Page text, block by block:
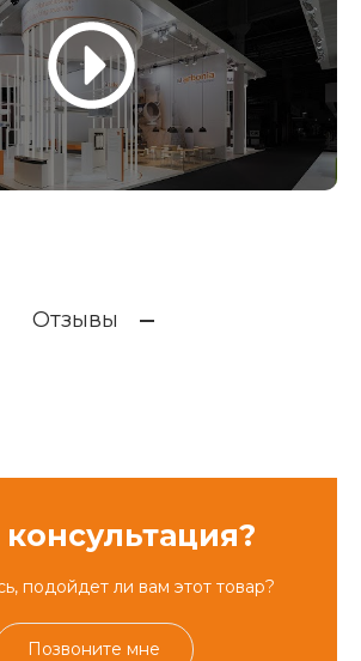
Отзывы
подойдет ли вам этот товар?
Позвоните мне